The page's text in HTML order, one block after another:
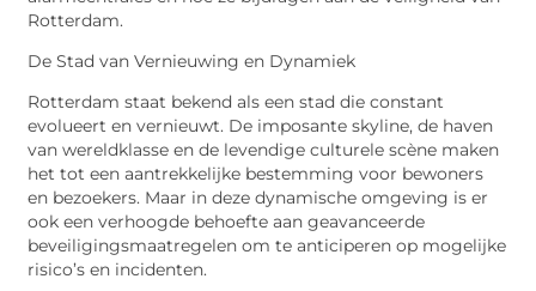
Rotterdam.
De Stad van Vernieuwing en Dynamiek
Rotterdam staat bekend als een stad die constant
evolueert en vernieuwt. De imposante skyline, de haven
van wereldklasse en de levendige culturele scène maken
het tot een aantrekkelijke bestemming voor bewoners
en bezoekers. Maar in deze dynamische omgeving is er
ook een verhoogde behoefte aan geavanceerde
beveiligingsmaatregelen om te anticiperen op mogelijke
risico’s en incidenten.